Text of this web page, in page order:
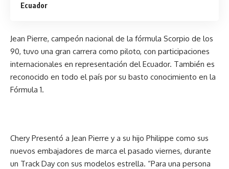
Ecuador
Jean Pierre, campeón nacional de la fórmula Scorpio de los
90, tuvo una gran carrera como piloto, con participaciones
internacionales en representación del Ecuador. También es
reconocido en todo el país por su basto conocimiento en la
Fórmula 1.
Chery Presentó a Jean Pierre y a su hijo Philippe como sus
nuevos embajadores de marca el pasado viernes, durante
un Track Day con sus modelos estrella. “Para una persona